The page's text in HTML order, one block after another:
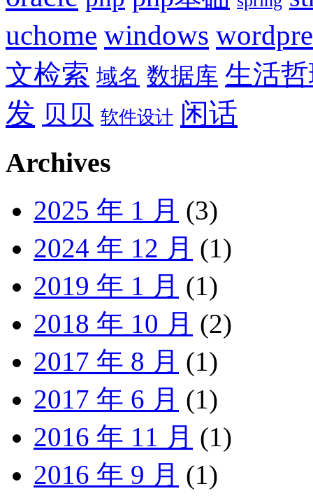
uchome windows
文检索 域名 数据库 生活
发 贝贝 软件设计 闲话
Archives
2025 年 1 月 (3)
2024 年 12 月 (1)
2019 年 1 月 (1)
2018 年 10 月 (2)
2017 年 8 月 (1)
2017 年 6 月 (1)
2016 年 11 月 (1)
2016 年 9 月 (1)